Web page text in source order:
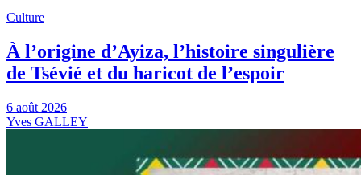
Culture
À l’origine d’Ayiza, l’histoire singulière
de Tsévié et du haricot de l’espoir
6 août 2026
Yves GALLEY